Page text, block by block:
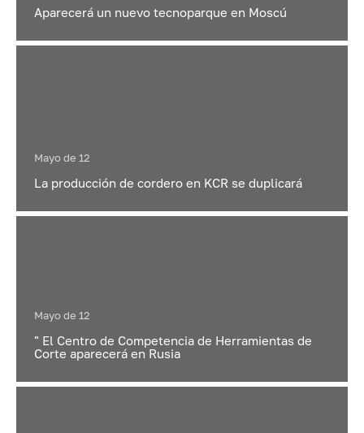
Aparecerá un nuevo tecnoparque en Moscú
Mayo de 12
La producción de cordero en KCR se duplicará
Mayo de 12
" El Centro de Competencia de Herramientas de
Corte aparecerá en Rusia